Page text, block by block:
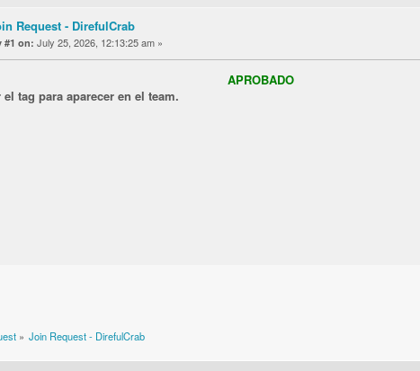
Request - DirefulCrab
#1 on: July 25, 2026, 12:13:25 am »
APROBADO
el tag para aparecer en el team.
» Join Request - DirefulCrab